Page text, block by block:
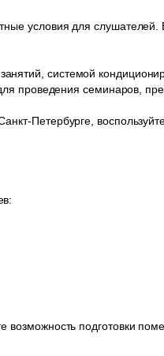
условия для
системой
проведения семинаров,
Петербурге,
подготовки